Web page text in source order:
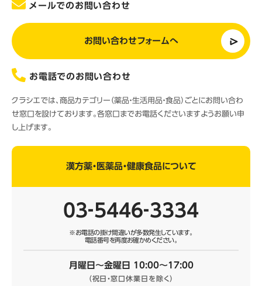
メールでのお問い合わせ
お問い合わせフォームへ
お電話でのお問い合わせ
クラシエでは、商品カテゴリー（薬品・生活用品・食品）ごとにお問い合わ
せ窓口を設けております。各窓口までお電話くださいますようお願い申
し上げます。
漢方薬・医薬品・健康食品について
03‐5446‐3334
※お電話の掛け間違いが多数発生しています。
電話番号を再度お確かめください。
月曜日～金曜日 10:00～17:00
（祝日・窓口休業日を除く）